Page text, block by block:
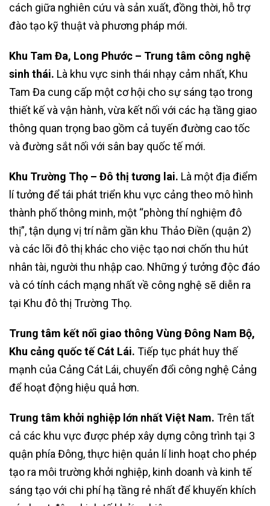
cách giữa nghiên cứu và sản xuất, đồng thời, hỗ trợ
đào tạo kỹ thuật và phương pháp mới.
Khu Tam Đa, Long Phước – Trung tâm công nghệ
sinh thái. Là khu vực sinh thái nhạy cảm nhất, Khu
Tam Đa cung cấp một cơ hội cho sự sáng tạo trong
thiết kế và vận hành, vừa kết nối với các hạ tầng giao
thông quan trọng bao gồm cả tuyến đường cao tốc
và đường sắt nối với sân bay quốc tế mới.
Khu Trường Thọ – Đô thị tương lai. Là một địa điểm
lí tưởng để tái phát triển khu vực cảng theo mô hình
thành phố thông minh, một “phòng thí nghiệm đô
thị”, tận dụng vị trí nằm gần khu Thảo Điền (quận 2)
và các lõi đô thị khác cho việc tạo nơi chốn thu hút
nhân tài, người thu nhập cao. Những ý tưởng độc đáo
và có tính cách mạng nhất về công nghệ sẽ diễn ra
tại Khu đô thị Trường Thọ.
Trung tâm kết nối giao thông Vùng Đông Nam Bộ,
Khu cảng quốc tế Cát Lái. Tiếp tục phát huy thế
mạnh của Cảng Cát Lái, chuyển đổi công nghệ Cảng
để hoạt động hiệu quả hơn.
Trung tâm khởi nghiệp lớn nhất Việt Nam. Trên tất
cả các khu vực được phép xây dựng công trình tại 3
quận phía Đông, thực hiện quản lí linh hoạt cho phép
tạo ra môi trường khởi nghiệp, kinh doanh và kinh tế
sáng tạo với chi phí hạ tầng rẻ nhất để khuyến khích